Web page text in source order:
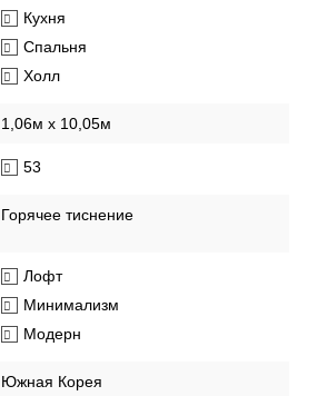
Кухня
Спальня
Холл
1,06м х 10,05м
53
Горячее тиснение
Лофт
Минимализм
Модерн
Южная Корея